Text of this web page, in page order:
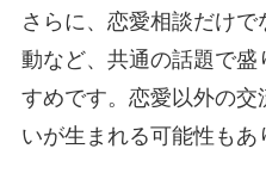
さらに、恋愛相談だけ
動など、共通の話題で
すめです。恋愛以外の
いが生まれる可能性もあ